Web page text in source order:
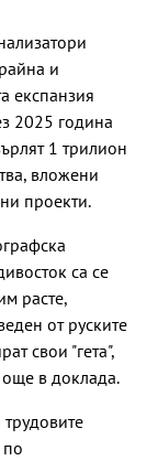
и
експанзия
2025 година
1 трилион
вложени
проекти.
са се
расте,
от руските
свои "гета",
още в доклада.